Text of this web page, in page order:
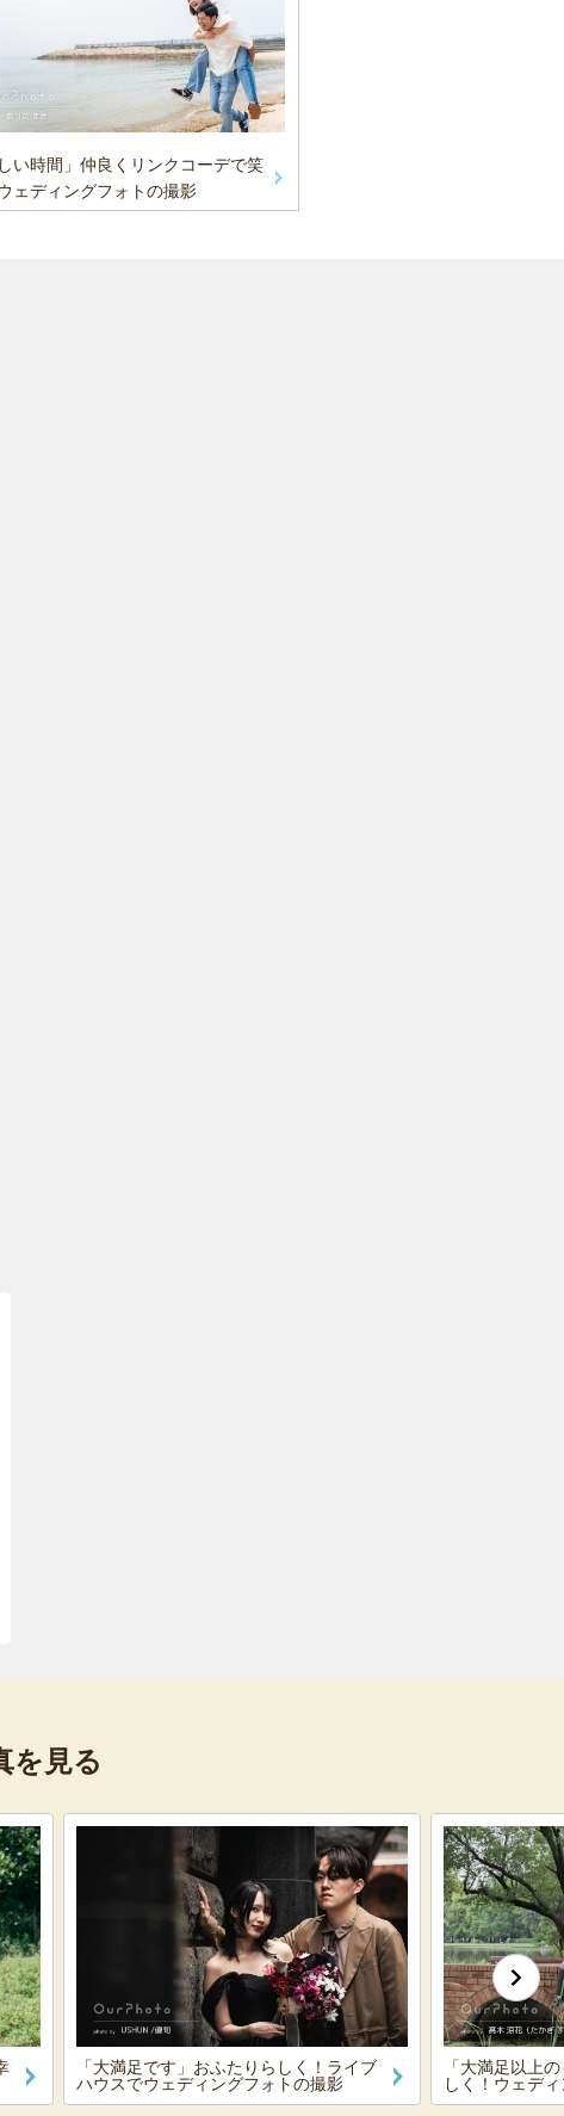
しい時間」仲良くリンクコーデで笑
ェディングフォトの撮影
を見る
「大満足です」おふたりらしく！ライブ
ハウスでウェディングフォトの撮影
「大満足以上
しく！ウェデ